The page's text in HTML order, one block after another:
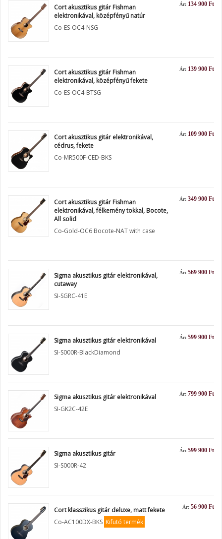
Ár: 134 900 Ft
Cort akusztikus gitár Fishman
elektronikával, középfényű natúr
Co-ES-OC4-NSG
Ár: 139 900 Ft
Cort akusztikus gitár Fishman
elektronikával, középfényű fekete
Co-ES-OC4-BTSG
Ár: 109 900 Ft
Cort akusztikus gitár elektronikával,
cédrus, fekete
Co-MR500F-CED-BKS
Ár: 349 900 Ft
Cort akusztikus gitár Fishman
elektronikával, félkemény tokkal, Bocote,
All solid
Co-Gold-OC6 Bocote-NAT with case
Ár: 569 900 Ft
Sigma akusztikus gitár elektronikával,
cutaway
SI-SGRC-41E
Ár: 599 900 Ft
Sigma akusztikus gitár elektronikával
SI-S000R-BlackDiamond
Ár: 799 900 Ft
Sigma akusztikus gitár elektronikával
SI-GK2C-42E
Ár: 599 900 Ft
Sigma akusztikus gitár
SI-S000R-42
Ár: 56 900 Ft
Cort klasszikus gitár deluxe, matt fekete
Co-AC100DX-BKS Kifutó termék